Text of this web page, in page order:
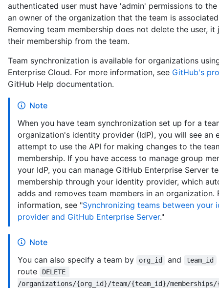
authenticated user must have 'admin' permissions to
an owner of the organization that the team is
Removing team membership does not delete the user, it
their membership from the team.
Team synchronization is available for organizations
Enterprise Cloud. For more information, see GitHub's
GitHub Help documentation.
Note
When you have team synchronization set up for a
organization's identity provider (IdP), you will see an
attempt to use the API for making changes to the
membership. If you have access to manage group
your IdP, you can manage GitHub Enterprise Server
membership through your identity provider, which
adds and removes team members in an organization.
information, see "Synchronizing teams between your
provider and GitHub Enterprise Server."
Note
You can also specify a team by
org_id and team_id
route
DELETE
/organizations/{org_id}/team/{team_id}/memberships/